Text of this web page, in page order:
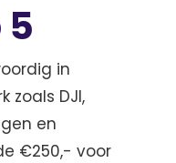
in
zoals DJI,
en
€250,- voor